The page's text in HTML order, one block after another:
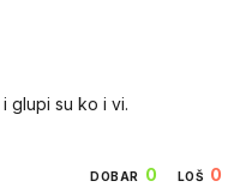
glupi su ko i vi.
DOBAR 0 LOŠ 0